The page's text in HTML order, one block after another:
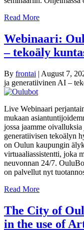
Read More
Webinaari:
– tekoäly
By frontai | August 7,
ja generatiivinen AI –
Live Webinaari
mukaan
jossa jaamme
generatiivisen tekoälyn
on Oulun kaupungin
virtuaaliassistentti, joka
neuvonnan 24/7.
on palvellut nyt
Read More
The City of
in the use of